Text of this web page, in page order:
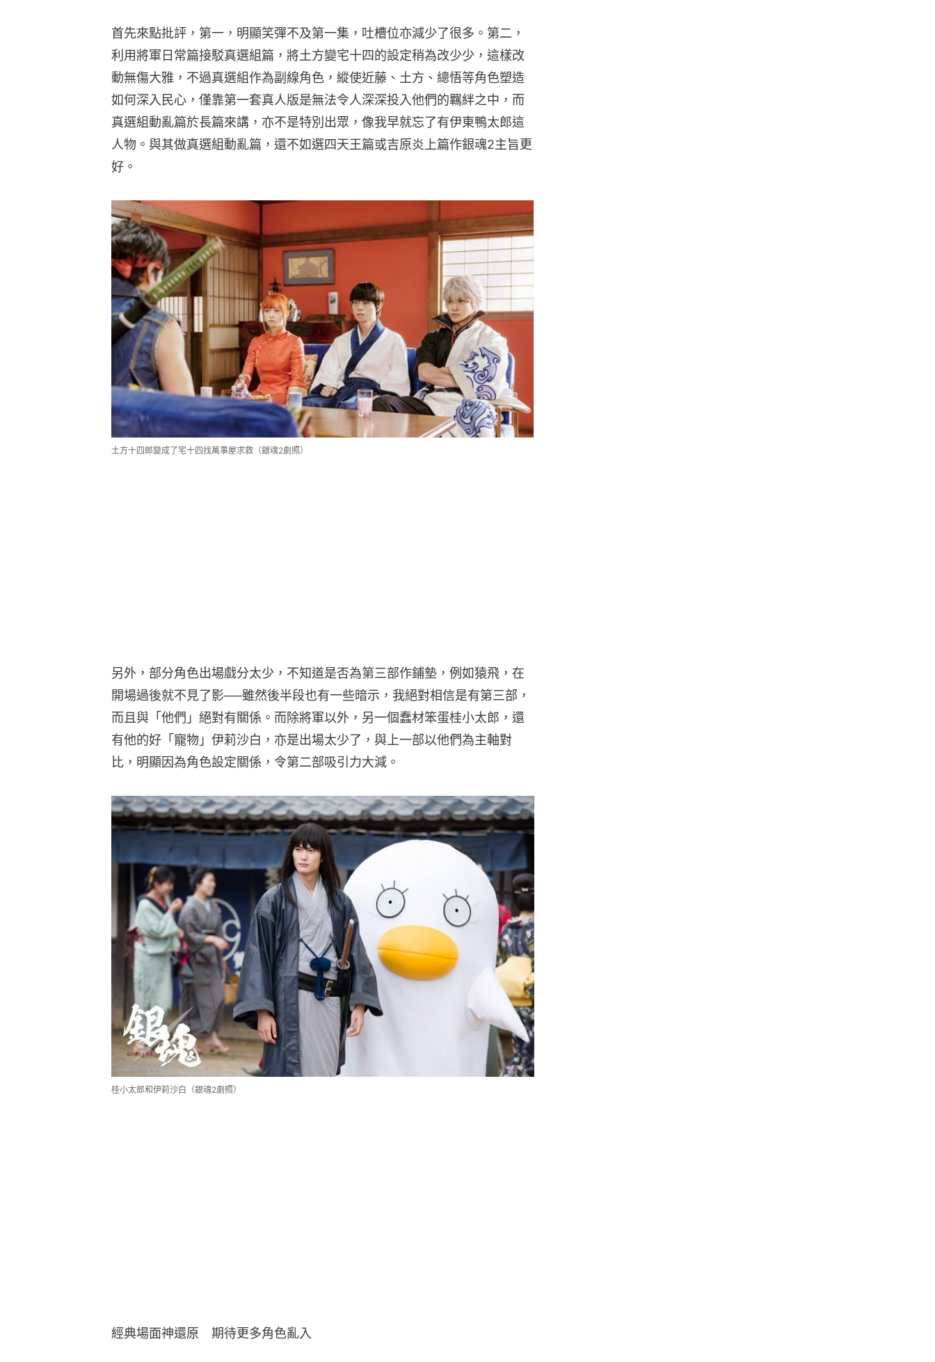
首先來點批評，第一，明顯笑彈不及第一集，吐槽位亦減少了很多。第二，
利用將軍日常篇接駁真選組篇，將土方變宅十四的設定稍為改少少，這樣改
動無傷大雅，不過真選組作為副線角色，縱使近藤、土方、總悟等角色塑造
如何深入民心，僅靠第一套真人版是無法令人深深投入他們的羈絆之中，而
真選組動亂篇於長篇來講，亦不是特別出眾，像我早就忘了有伊東鴨太郎這
人物。與其做真選組動亂篇，還不如選四天王篇或吉原炎上篇作銀魂2主旨更
好。
土方十四郎變成了宅十四找萬事屋求救（銀魂2劇照）
另外，部分角色出場戲分太少，不知道是否為第三部作鋪墊，例如猿飛，在
開場過後就不見了影──雖然後半段也有一些暗示，我絕對相信是有第三部，
而且與「他們」絕對有關係。而除將軍以外，另一個蠢材笨蛋桂小太郎，還
有他的好「寵物」伊莉沙白，亦是出場太少了，與上一部以他們為主軸對
比，明顯因為角色設定關係，令第二部吸引力大減。
桂小太郎和伊莉沙白（銀魂2劇照）
經典場面神還原　期待更多角色亂入